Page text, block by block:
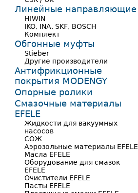
Линейные направляющие
HIWIN
IKO, INA, SKF, BOSCH
Комплект
Обгонные муфты
Stieber
Другие производители
Антифрикционные
покрытия MODENGY
Опорные ролики
Смазочные материалы
EFELE
Жидкости для вакуумных
насосов
СОЖ
Аэрозольные материалы EFELE
Масла EFELE
Оборудование для смазок
EFELE
Очистители EFELE
Пасты EFELE